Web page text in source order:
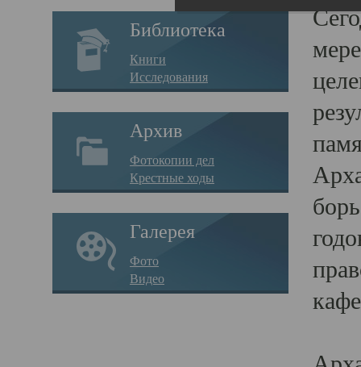
Библиотека
Книги
Исследования
Архив
Фотокопии дел
Крестные ходы
Галерея
Фото
Видео